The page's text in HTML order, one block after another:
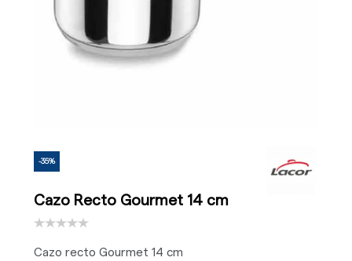
-35%
Cazo Recto Gourmet 14 cm
Cazo recto Gourmet 14 cm